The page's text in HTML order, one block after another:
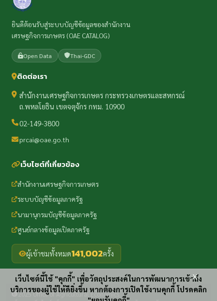
ยินดีต้อนรับสู่ระบบบัญชีข้อมูลของสำนักงาน
เศรษฐกิจการเกษตร (OAE CATALOG)
Open Data Thai-GDC
ติดต่อเรา
สำนักงานเศรษฐกิจการเกษตร กระทรวงเกษตรและสหกรณ์
ถ.พหลโยธิน เขตจตุจักร กทม. 10900
02-149-3800
prcai@oae.go.th
เว็บไซต์ที่เกี่ยวข้อง
สำนักงานเศรษฐกิจการเกษตร
ระบบบัญชีข้อมูลภาครัฐ
นามานุกรมบัญชีข้อมูลภาครัฐ
ศูนย์กลางข้อมูลเปิดภาครัฐ
ผู้เข้าชมทั้งหมด141,002ครั้ง
2025 Office of Agricultural Economics
เว็บไซต์นี้ใช้ "คุกกี้" เพื่อวัตถุประสงค์ในการพัฒนาการเข้าถึง
บริการของผู้ใช้ให้ดียิ่งขึ้น หากต้องการเปิดใช้งานคุกกี้ โปรดคลิก
x